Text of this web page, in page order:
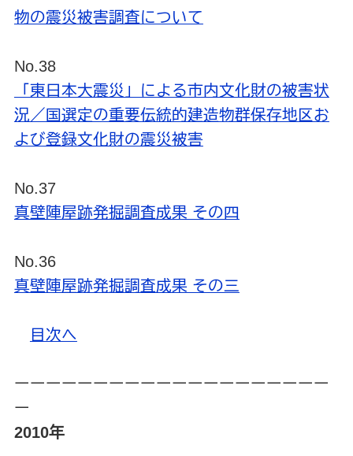
物の震災被害調査について
No.38
「東日本大震災」による市内文化財の被害状
況／国選定の重要伝統的建造物群保存地区お
よび登録文化財の震災被害
No.37
真壁陣屋跡発掘調査成果 その四
No.36
真壁陣屋跡発掘調査成果 その三
目次へ
ーーーーーーーーーーーーーーーーーーーー
ー
2010年